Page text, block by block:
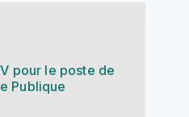
pour le poste de
Publique